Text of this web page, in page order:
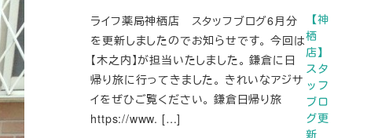
【神
栖
店】
スタ
ッフ
ブロ
グ更
新
ライフ薬局神栖店 スタッフブログ6月分
を更新しましたのでお知らせです。 今回は
【木之内】が担当いたしました。 鎌倉に日
帰り旅に行ってきました。 きれいなアジサ
イをぜひご覧ください。 鎌倉日帰り旅
https://www. […]